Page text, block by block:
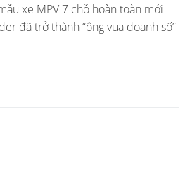
xe MPV 7 chỗ hoàn toàn mới
đã trở thành “ông vua doanh số”